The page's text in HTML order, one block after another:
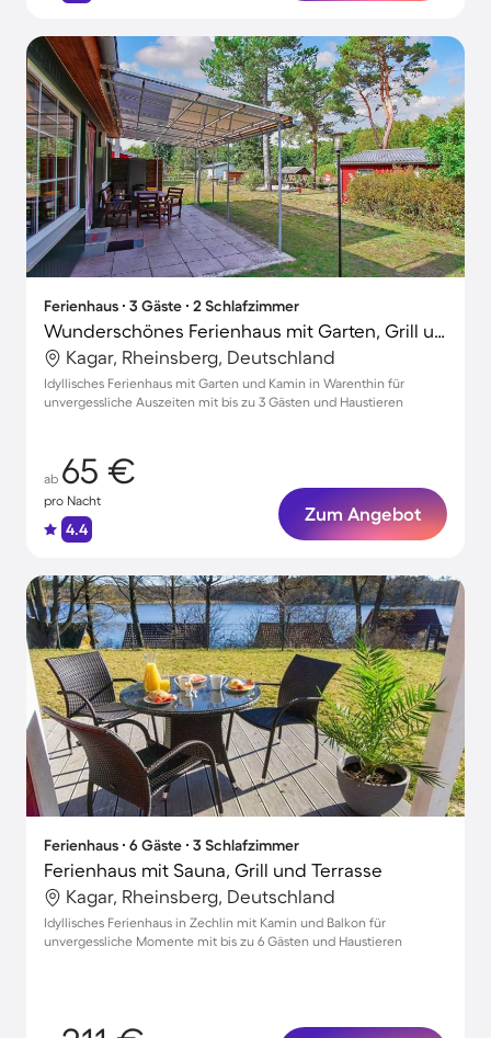
Ferienhaus ∙ 3 Gäste ∙ 2 Schlafzimmer
Wunderschönes Ferienhaus mit Garten, Grill und Terrasse | Hunde erlaubt
Kagar, Rheinsberg, Deutschland
Idyllisches Ferienhaus mit Garten und Kamin in Warenthin für
unvergessliche Auszeiten mit bis zu 3 Gästen und Haustieren
ab 65 €
pro Nacht
4.4
Zum Angebot
Ferienhaus ∙ 6 Gäste ∙ 3 Schlafzimmer
Ferienhaus mit Sauna, Grill und Terrasse
Kagar, Rheinsberg, Deutschland
Idyllisches Ferienhaus in Zechlin mit Kamin und Balkon für
unvergessliche Momente mit bis zu 6 Gästen und Haustieren